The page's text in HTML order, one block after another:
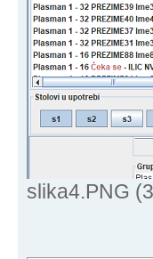
slika4.PNG